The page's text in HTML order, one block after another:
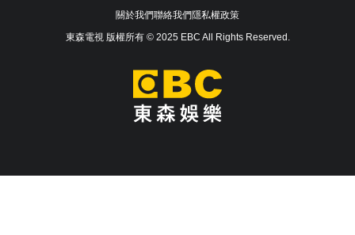
關於我們聯絡我們隱私權政策
東森電視 版權所有 © 2025 EBC All Rights Reserved.